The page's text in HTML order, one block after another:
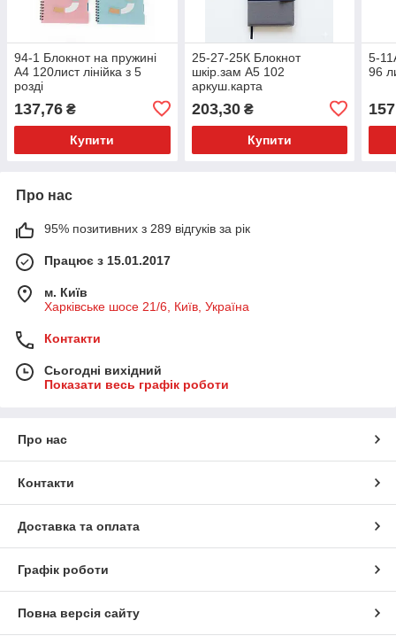
94-1 Блокнот на пружині
А4 120лист лінійка з 5
розді
137,76 ₴
Купити
25-27-25К Блокнот
шкір.зам А5 102
аркуш.карта
203,30₴
Купити
5-
96
Про нас
95% позитивних з 289 відгуків за рік
Працює з 15.01.2017
м. Київ
Харківське шосе 21/6, Київ, Україна
Контакти
Сьогодні вихідний
Показати весь графік роботи
Про нас
Контакти
Доставка та оплата
Графік роботи
Повна версія сайту